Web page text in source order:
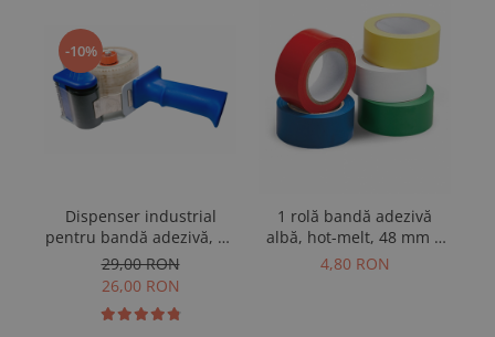
-10%
Dispenser industrial
pentru bandă adezivă, cu
ghidaje metalice
29,00 RON
26,00 RON
1 rolă bandă adezivă
albă, hot-melt, 48 mm ×
60 m
4,80 RON